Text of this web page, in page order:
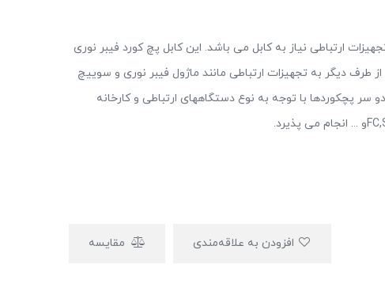
ارتباطی نیاز به کابل می باشد. این کابل پچ کورد فیبر نوری
طرف دیگر به تجهیزات ارتباطی مانند ماژول فیبر نوری و سوییچ
سر پچکوردها با توجه به نوع دستگاههای ارتباطی و کارخانه
مقایسه